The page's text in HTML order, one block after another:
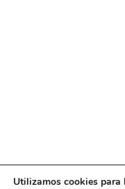
Utilizamos cookies para